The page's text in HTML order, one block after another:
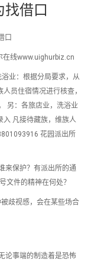
找借口
口
www.uighurbiz.cn
业：根据分局要求，从
员住宿情况进行核查，
另：各旅店业，洗浴业
入 凡接待藏族，维族人
花园派出所
来保护？有派出所的通
文件的精神在何处？
歧视感，会在某些场合
论事端的制造着是恐怖